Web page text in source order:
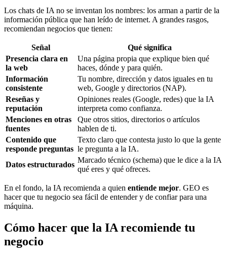
Los chats de IA no se inventan los nombres: los arman a partir de la
información pública que han leído de internet. A grandes rasgos,
recomiendan negocios que tienen:
Señal
Qué significa
Presencia clara en
la web
Una página propia que explique bien qué
haces, dónde y para quién.
Información
consistente
Tu nombre, dirección y datos iguales en tu
web, Google y directorios (NAP).
Reseñas y
reputación
Opiniones reales (Google, redes) que la IA
interpreta como confianza.
Menciones en otras
fuentes
Que otros sitios, directorios o artículos
hablen de ti.
Contenido que
responde preguntas
Texto claro que contesta justo lo que la gente
le pregunta a la IA.
Datos estructurados
Marcado técnico (schema) que le dice a la IA
qué eres y qué ofreces.
En el fondo, la IA recomienda a quien entiende mejor. GEO es
hacer que tu negocio sea fácil de entender y de confiar para una
máquina.
Cómo hacer que la IA recomiende tu
negocio